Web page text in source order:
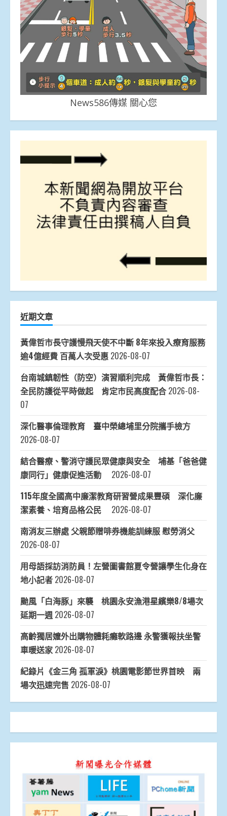
News586傳媒 關心您
近期文章
黃偉哲市長守護慢飛天使不中斷 8年來投入療育服務
逾4億經費 百萬人次受惠 2026-08-07
台南城鎮韌性（防空）演習順利完成 黃偉哲市長：
全民防護從平時做起 肯定市民高度配合 2026-08-
07
深化醫事倫理教育 臺中榮總埔里分院攜手檢方
2026-08-07
結合醫療、警消守護民眾健康與安全 埔基「爸爸健
康同行」健康促進活動
2026-08-07
115年度全國高中廉潔教育研習營成果豐碩 深化廉
潔素養、培育品格公民
2026-08-07
南消友三辦處 父親節贈啡券機能訓練服 慰勞消父
2026-08-07
用母語採訪消防員！左營圖書館夏令營讓學生化身在
地小記者 2026-08-07
颱風「白海豚」來襲 桃園永安漁港星繽樂8/8場次
延期一週 2026-08-07
高齡獨居嬤外出購物體耗癱軟路邊 永警獲報扶坐警
車暖送家 2026-08-07
紀錄片《金三角 孤軍淚》桃園電影節世界首映 兩
場次迅速完售 2026-08-07